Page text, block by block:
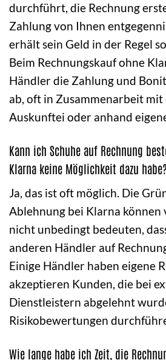
durchführt, die Rechnung
Zahlung von Ihnen
erhält sein Geld in der Regel
Beim Rechnungskauf ohne
Händler die Zahlung und
ab, oft in Zusammenarbeit
Auskunftei oder anhand
Kann ich Schuhe auf Rechnung
Klarna keine Möglichkeit dazu habe?
Ja, das ist oft möglich. Die
Ablehnung bei Klarna können
nicht unbedingt bedeuten,
anderen Händler auf
Einige Händler haben eigene
akzeptieren Kunden, die bei
Dienstleistern abgelehnt
Risikobewertungen
Wie lange habe ich Zeit, die